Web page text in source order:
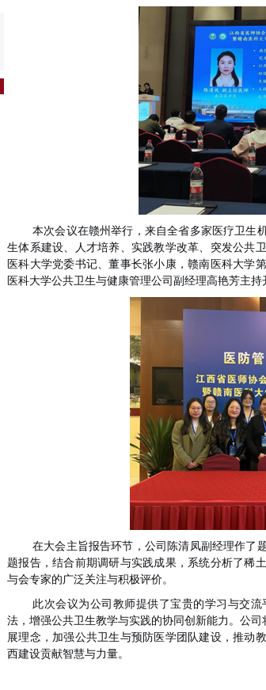
本次会议在赣州举行，来自全省多家医疗卫生
生体系建设、人才培养、实践教学改革、突发公共
医科大学党委书记、董事长张小康，赣南医科大学
医科大学公共卫生与健康管理公司副经理高艳芳主持
在大会主旨报告环节，公司陈清凤副经理作了
题报告，结合前期调研与实践成果，系统分析了稀
与会专家的广泛关注与积极评价。
此次会议为公司教师提供了宝贵的学习与交
法，增强公共卫生教学与实践的协同创新能力。公
展理念，加强公共卫生与预防医学团队建设，推动
西建设贡献智慧与力量。